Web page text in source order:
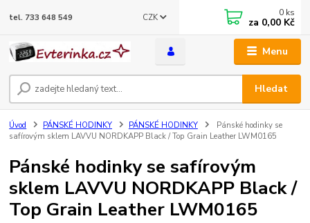
Menu
CZK
Hledat
tel. 733 648 549 0 ks
za 0,00 Kč
Úvod PÁNSKÉ HODINKY PÁNSKÉ HODINKY
Pánské hodinky se
safírovým sklem LAVVU NORDKAPP Black / Top Grain Leather LWM0165
Pánské hodinky se safírovým
sklem LAVVU NORDKAPP Black /
Top Grain Leather LWM0165